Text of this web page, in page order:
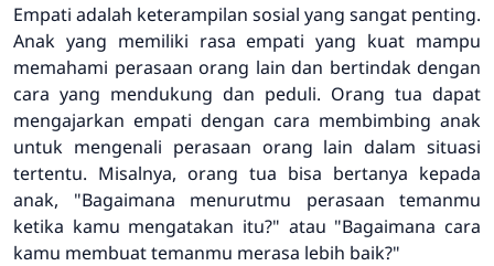
Empati adalah keterampilan sosial yang sangat penting.
Anak yang memiliki rasa empati yang kuat mampu
memahami perasaan orang lain dan bertindak dengan
cara yang mendukung dan peduli. Orang tua dapat
mengajarkan empati dengan cara membimbing anak
untuk mengenali perasaan orang lain dalam situasi
tertentu. Misalnya, orang tua bisa bertanya kepada
anak, "Bagaimana menurutmu perasaan temanmu
ketika kamu mengatakan itu?" atau "Bagaimana cara
kamu membuat temanmu merasa lebih baik?"